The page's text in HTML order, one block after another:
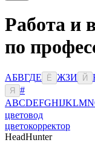
Работа и
по
АБВГДЕ Ё ЖЗИ Й
Я
#
ABCDEFGHIJKLMN
цветовод
цветокорректор
HeadHunter